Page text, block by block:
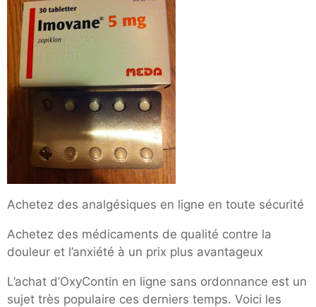
Achetez des analgésiques en ligne en toute sécurité
Achetez des médicaments de qualité contre la
douleur et l’anxiété à un prix plus avantageux
L’achat d’OxyContin en ligne sans ordonnance est un
sujet très populaire ces derniers temps. Voici les